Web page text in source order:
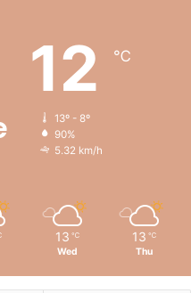
12 ℃
13º - 8º
90%
5.32 km/h
13 ℃
Wed
13 ℃
Thu